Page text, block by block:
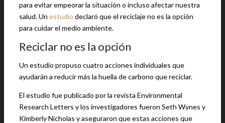
para evitar empeorar la situación o incluso afectar nuestra
salud. Un estudio declaró que el reciclaje no es la opción
para cuidar el medio ambiente.
Reciclar no es la opción
Un estudio propuso cuatro acciones individuales que
ayudarán a reducir más la huella de carbono que reciclar.
El estudio fue publicado por la revista Environmental
Research Letters y los investigadores fueron Seth Wynes y
Kimberly Nicholas y aseguraron que estas acciones que